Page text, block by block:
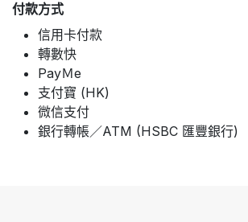
付款方式
信用卡付款
轉數快
PayＭe
支付寶 (HK)
微信支付
銀行轉帳／ATM (HSBC 匯豐銀行)